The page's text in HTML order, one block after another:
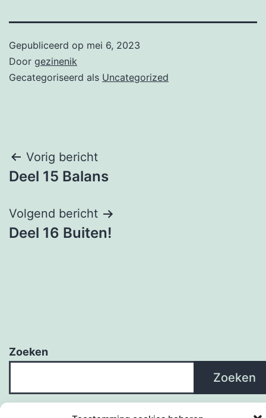
Gepubliceerd op mei 6, 2023
Door gezinenik
Gecategoriseerd als Uncategorized
Bericht
navigatie
Vorig bericht
Deel 15 Balans
Volgend bericht
Deel 16 Buiten!
Zoeken
Zoeken